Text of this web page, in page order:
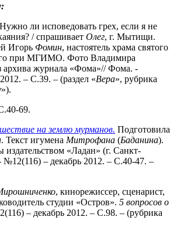
ли исповедовать грех, если я не
/ спрашивает Олег, г. Мытищи.
Игорь Фомин, настоятель храма святого
при МГИМО. Фото Владимира
архива журнала «Фома»// Фома. -
– С.39. – (раздел «Вера», рубрика
»).
69.
на землю мурманов. Подготовила
. Текст игумена Митрофана (Баданина).
издательством «Ладан» (г. Санкт-
– декабрь 2012. – С.40-47. –
, кинорежиссер, сценарист,
студии «Остров». 5 вопросов о
– декабрь 2012. – С.98. – (рубрика